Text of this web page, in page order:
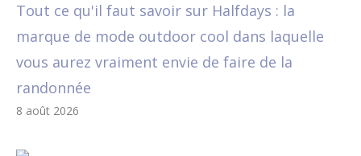
Tout ce qu'il faut savoir sur Halfdays : la
marque de mode outdoor cool dans laquelle
vous aurez vraiment envie de faire de la
randonnée
8 août 2026